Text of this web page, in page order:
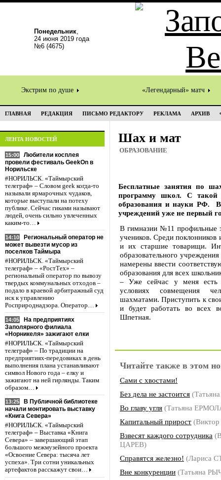
Понедельник,
24 июня 2019 года
№6 (4675)
Экстрим по душе «Легендарный» матч
ГЛАВНАЯ РЕДАКЦИЯ ПИСЬМО РЕДАКТОРУ РЕКЛАМА АРХИВ
ЛЕНТА НОВОСТЕЙ
15:00
Любители косплея
провели фестиваль GeekOn в
Норильске
#НОРИЛЬСК. «Таймырский
телеграф» – Словом geek когда-то
называли ярмарочных чудаков,
которые выступали на потеху
публике. Сейчас гиками называют
людей, очень сильно увлеченных
каким-то…
14:10
Региональный оператор не
может вывезти мусор из
поселков Таймыра
#НОРИЛЬСК. «Таймырский
телеграф» – «РостТех» –
региональный оператор по вывозу
твердых коммунальных отходов –
подало в краевой арбитражный суд
иск к управлению
Росприроднадзора. Оператор…
14:05
На предприятиях
Заполярного филиала
«Норникеля» зажигают елки
#НОРИЛЬСК. «Таймырский
телеграф» – По традиции на
предприятиях-передовиках в день
выполнения плана устанавливают
символ Нового года – елку и
зажигают на ней гирлянды. Таким
образом…
13:25
В Публичной библиотеке
начали монтировать выставку
«Книга Севера»
#НОРИЛЬСК. «Таймырский
телеграф» – Выставка «Книга
Севера» – завершающий этап
большого межмузейного проекта
«Освоение Севера: тысяча лет
успеха». Три сотни уникальных
артефактов расскажут свои…
Шах и мат
ОБРАЗОВАНИЕ
Бесплатные занятия по
программу школ. С такой
образования и науки РФ. В
учреждений уже не первый
В гимназии №11 профильные
учеников. Среди поклонников
и их старшие товарищи.
образовательного
намерены ввести
образования для всех
– Уже сейчас у меня есть
условиях совмещения
шахматами. Приступить к
и будет работать во всех
Шпетная.
Читайте также в этом
Сами с хвостами!
Без дела не застоится
Во главу угля (Татьяна
Капитальный прирост
Взвесят каждого сотрудника
ЦАРЕВ)
Справятся железно! (Лариса
Вне конкуренции (Татьяна